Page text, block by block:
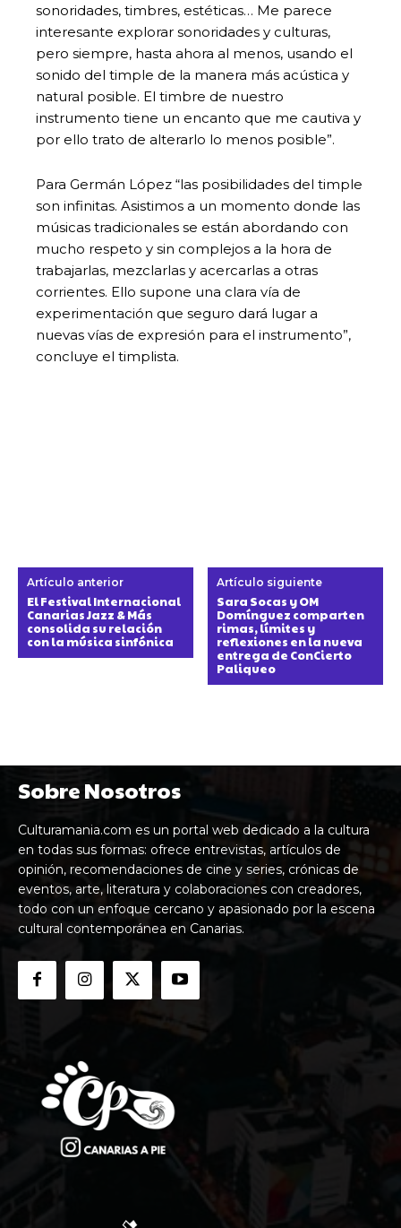
sonoridades, timbres, estéticas… Me parece
interesante explorar sonoridades y culturas,
pero siempre, hasta ahora al menos, usando el
sonido del timple de la manera más acústica y
natural posible. El timbre de nuestro
instrumento tiene un encanto que me cautiva y
por ello trato de alterarlo lo menos posible”.
Para Germán López “las posibilidades del timple
son infinitas. Asistimos a un momento donde las
músicas tradicionales se están abordando con
mucho respeto y sin complejos a la hora de
trabajarlas, mezclarlas y acercarlas a otras
corrientes. Ello supone una clara vía de
experimentación que seguro dará lugar a
nuevas vías de expresión para el instrumento”,
concluye el timplista.
Artículo anterior
El Festival Internacional
Canarias Jazz & Más
consolida su relación
con la música sinfónica
Artículo siguiente
Sara Socas y OM
Domínguez comparten
rimas, límites y
reflexiones en la nueva
entrega de ConCierto
Paliqueo
Sobre Nosotros
Culturamania.com es un portal web dedicado a la cultura
en todas sus formas: ofrece entrevistas, artículos de
opinión, recomendaciones de cine y series, crónicas de
eventos, arte, literatura y colaboraciones con creadores,
todo con un enfoque cercano y apasionado por la escena
cultural contemporánea en Canarias.